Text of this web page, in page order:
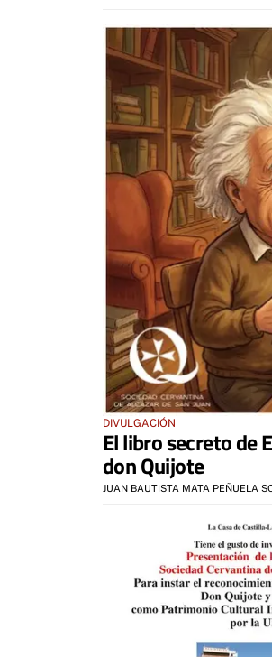
DIVULGACIÓN
El libro secreto de
don Quijote
JUAN BAUTISTA MATA PEÑUELA